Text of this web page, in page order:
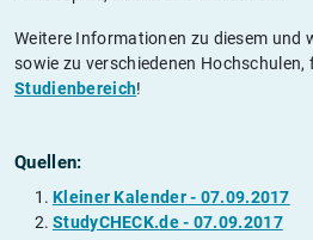
Weitere Informationen zu diesem und
sowie zu verschiedenen
Studienbereich!
Quellen:
Kleiner Kalender - 07.09.2017
StudyCHECK.de - 07.09.2017